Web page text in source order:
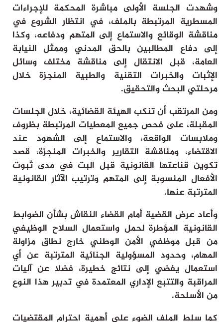
وشهدت الجلسة الأولى مباشرة المحكمة للإجراءات
المسطرية المرتبطة بالملف، في انتظار الشروع في
مناقشة الوقائع والاستماع إلى المتهم ودفاعه، وكذا
إلى دفاع المطالبين بالحق المدني وممثل النيابة
العامة، قبل الانتقال إلى مناقشة مختلف وسائل
الإثبات والخبرات التقنية والطبية المنجزة خلال
مرحلتي البحث والتحقيق.
ومن المرتقب أن تنكب الهيئة القضائية، خلال الجلسات
المقبلة، على فحص جميع المعطيات المرتبطة بظروف
وملابسات الواقعة، والاستماع إلى الشهود عند
الاقتضاء، ومناقشة التقارير والخبرات المنجزة، قصد
تكوين قناعتها القانونية قبل البت في مدى ثبوت
الأفعال المنسوبة إلى المتهم وترتيب الآثار القانونية
المترتبة عنها.
وأعاد عرض القضية أمام القضاء النقاش بشأن الضوابط
القانونية المؤطرة لحمل واستعمال السلاح الوظيفي
من قبل موظفي الأمن الوطني خارج نطاق مزاولة
المهام، وحدود المسؤولية الجنائية المترتبة عن أي
استعمال يفضي إلى نتائج خطيرة، فضلا عن آليات
المراقبة والتتبع الإداري المعتمدة في تدبير هذا النوع
من الأسلحة.
كما سلط الملف الضوء على أهمية احترام المقتضيات